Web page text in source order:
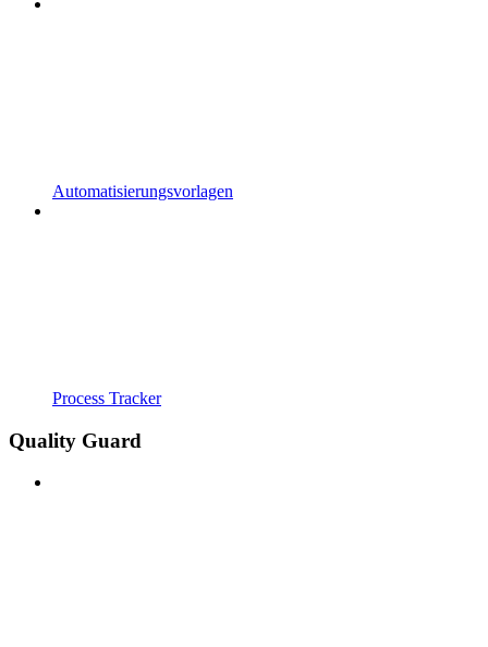
Automatisierungsvorlagen
Process Tracker
Quality Guard